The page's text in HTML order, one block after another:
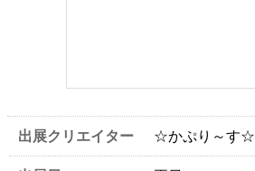
出展クリエイター ☆かぷり～す☆